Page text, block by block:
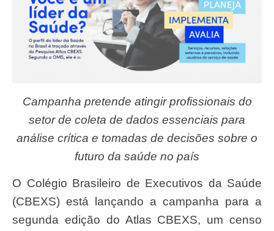
Campanha pretende atingir profissionais do
setor de coleta de dados essenciais para
análise crítica e tomadas de decisões sobre o
futuro da saúde no país
O Colégio Brasileiro de Executivos da Saúde
(CBEXS) está lançando a campanha para a
segunda edição do Atlas CBEXS, um censo